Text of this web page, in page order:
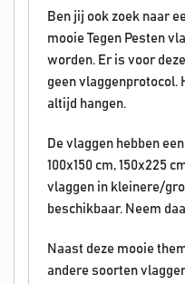
Ben jij ook zoek naar
mooie Tegen Pesten
worden. Er is voor
geen vlaggenprotocol.
altijd hangen.
De vlaggen hebben
100x150 cm, 150x225
vlaggen in kleinere/
beschikbaar. Neem
Naast deze mooie
andere soorten